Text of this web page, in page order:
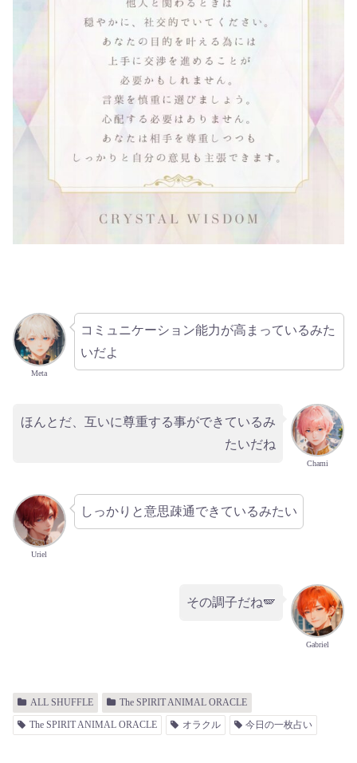
Meta
コミュニケーション能力が高まっているみた
いだよ
Chami
ほんとだ、互いに尊重する事ができているみ
たいだね
Uriel
しっかりと意思疎通できているみたい
Gabriel
その調子だね🪽
ALL SHUFFLE
The SPIRIT ANIMAL ORACLE
The SPIRIT ANIMAL ORACLE
オラクル 今日の一枚占い